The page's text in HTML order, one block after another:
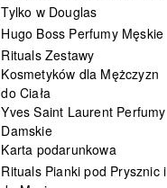
Tylko w Douglas
Hugo Boss Perfumy Męskie
Rituals Zestawy
Kosmetyków dla Mężczyzn
do Ciała
Yves Saint Laurent Perfumy
Damskie
Karta podarunkowa
Rituals Pianki pod Prysznic i